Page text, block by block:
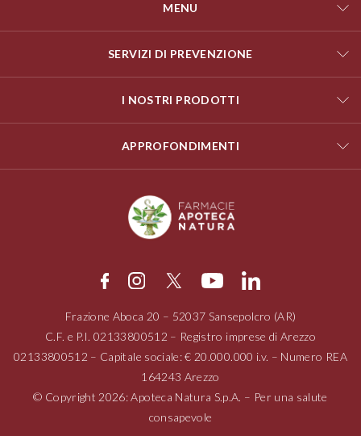
MENU
SERVIZI DI PREVENZIONE
I NOSTRI PRODOTTI
APPROFONDIMENTI
Frazione Aboca 20 – 52037 Sansepolcro (AR)
C.F. e P.I.02133800512 – Registro imprese di Arezzo
02133800512 – Capitale sociale: € 20.000.000 i.v. – Numero REA
164243 Arezzo
© Copyright 2026: Apoteca Natura S.p.A. – Per una salute
consapevole